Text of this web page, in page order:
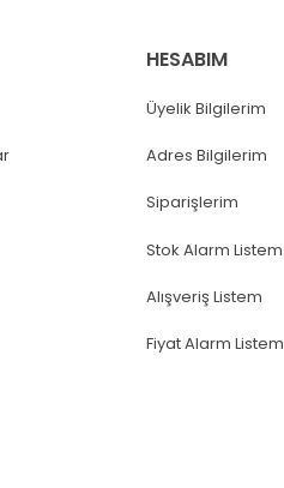
HESABIM
Üyelik Bilgilerim
Adres Bilgilerim
Siparişlerim
Stok Alarm Listem
Alışveriş Listem
Fiyat Alarm Listem